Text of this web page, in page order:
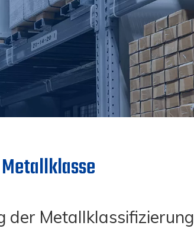
Metallklasse
der Metallklassifizierung